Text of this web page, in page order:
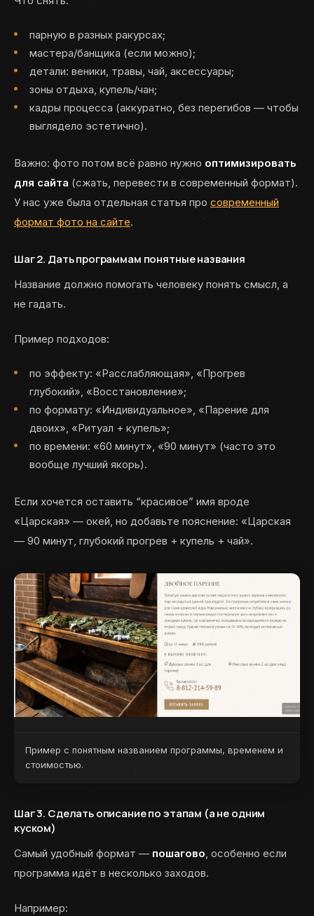
парную в разных ракурсах;
мастера/банщика (если можно);
детали: веники, травы, чай, аксессуары;
зоны отдыха, купель/чан;
кадры процесса (аккуратно, без перегибов — чтобы
выглядело эстетично).
Важно: фото потом всё равно нужно оптимизировать
для сайта (сжать, перевести в современный формат).
У нас уже была отдельная статья про современный
формат фото на сайте.
Шаг 2. Дать программам понятные названия
Название должно помогать человеку понять смысл, а
не гадать.
Пример подходов:
по эффекту: «Расслабляющая», «Прогрев
глубокий», «Восстановление»;
по формату: «Индивидуальное», «Парение для
двоих», «Ритуал + купель»;
по времени: «60 минут», «90 минут» (часто это
вообще лучший якорь).
Если хочется оставить “красивое” имя вроде
«Царская» — окей, но добавьте пояснение: «Царская
— 90 минут, глубокий прогрев + купель + чай».
Пример с понятным названием программы, временем и
стоимостью.
Шаг 3. Сделать описание по этапам (а не одним
куском)
Самый удобный формат — пошагово, особенно если
программа идёт в несколько заходов.
Например: